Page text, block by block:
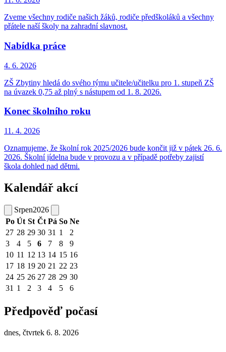
Zveme všechny rodiče našich žáků, rodiče předškoláků a všechny
přátele naší školy na zahradní slavnost.
Nabídka práce
4. 6. 2026
ZŠ Zbytiny hledá do svého týmu učitele/učitelku pro 1. stupeň ZŠ
na úvazek 0,75 až plný s nástupem od 1. 8. 2026.
Konec školního roku
11. 4. 2026
Oznamujeme, že školní rok 2025/2026 bude končit již v pátek 26. 6.
2026. Školní jídelna bude v provozu a v případě potřeby zajistí
škola dohled nad dětmi.
Kalendář akcí
Srpen2026
Po Út St Čt Pá So Ne
27 28 29 30 31 1
2
3
4 5 6 7 8
9
10 11 12 13 14 15 16
17 18 19 20 21 22 23
24 25 26 27 28 29 30
31 1 2 3 4 5 6
Předpověď počasí
dnes, čtvrtek 6. 8. 2026